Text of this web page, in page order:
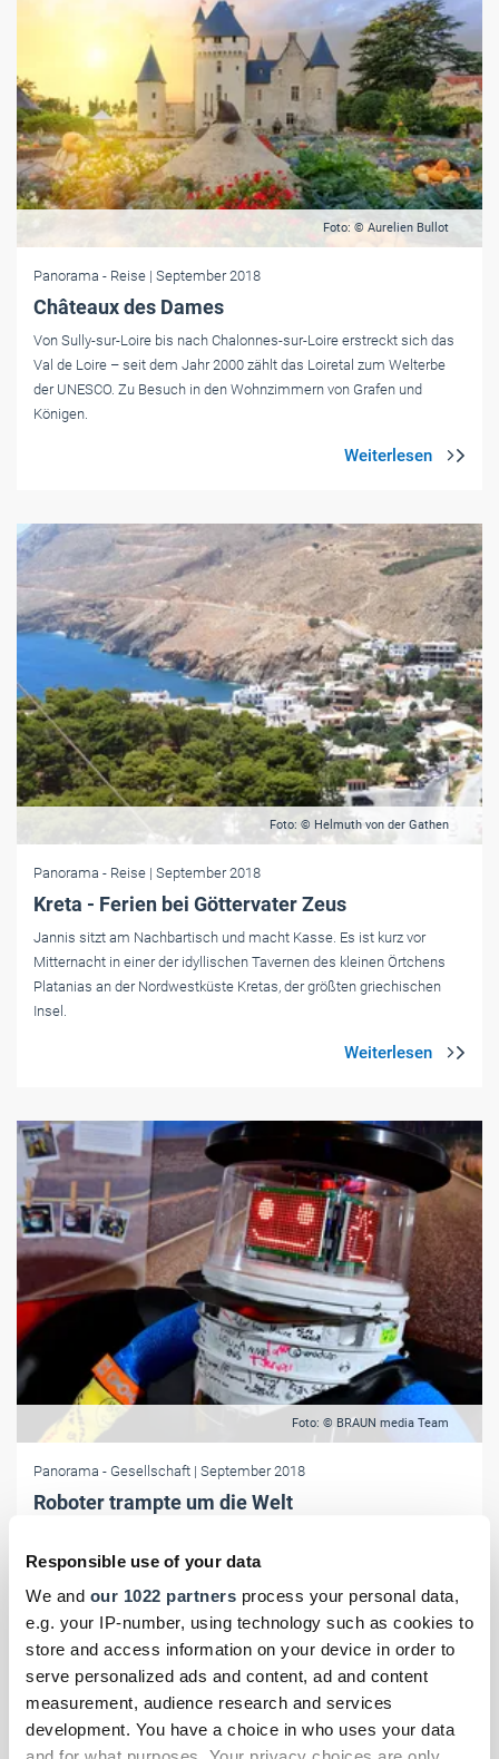
Responsible use of your data
We and our 1022 partners process your personal data,
e.g. your IP-number, using technology such as cookies to
store and access information on your device in order to
serve personalized ads and content, ad and content
measurement, audience research and services
development. You have a choice in who uses your data
Foto: © Aurelien Bullot
Panorama - Reise | September 2018
Châteaux des Dames
Von Sully-sur-Loire bis nach Chalonnes-sur-Loire erstreckt sich das
Val de Loire – seit dem Jahr 2000 zählt das Loiretal zum Welterbe
der UNESCO. Zu ­Besuch in den Wohnzimmern von Grafen und
Königen.
Foto: © Helmuth von der Gathen
Panorama - Reise | September 2018
Kreta - Ferien bei Göttervater Zeus
Jannis sitzt am Nachbartisch und macht Kasse. Es ist kurz vor
Mitternacht in einer der idyllischen Tavernen des kleinen Örtchens
Platanias an der Nordwestküste Kretas, der größten griechischen
Insel.
Foto: © BRAUN media Team
Panorama - Gesellschaft | September 2018
Roboter trampte um die Welt
Zuhause allerdings ist jetzt das Heinz Nixdorf MuseumsForum. Hier